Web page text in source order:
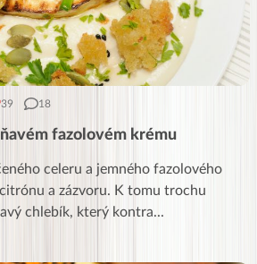
39 18
fazolovém krému
celeru a jemného fazolového
a zázvoru. K tomu trochu
chlebík, který kontra...